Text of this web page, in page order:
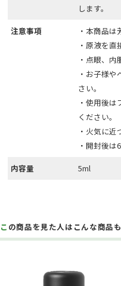
します。
注意事項
・本商品は
・原液を直
・点眼、内
・お子様
さい。
・使用後
ください。
・火気に近
・開封後は
内容量
5ml
この商品を見た人はこんな商品